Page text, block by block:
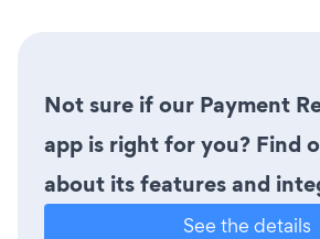
Not sure if our Payment
app is right for you? Find
about its features and
See the details